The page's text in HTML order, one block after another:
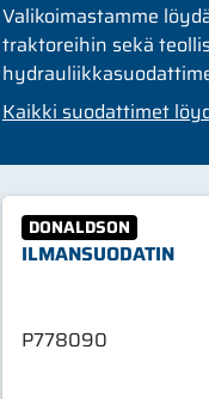
Valikoimastamme
traktoreihin sekä
Kaikki suodattimet
DONALDSON
ILMANSUODATIN
P778090